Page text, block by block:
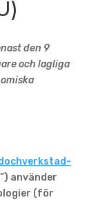
den 9
och lagliga
använder
(för